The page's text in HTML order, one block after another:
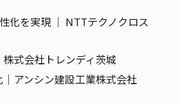
化を実現 │ NTTテクノクロス
式会社トレンディ茨城
アンシン建設工業株式会社